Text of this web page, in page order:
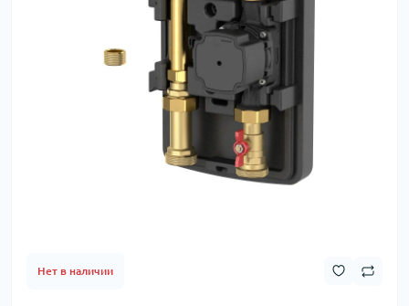
Нет в наличии